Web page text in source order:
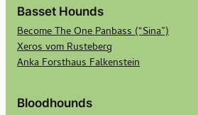
Basset Hounds
Become The One Panbass (“Sina”)
Xeros vom Rusteberg
Anka Forsthaus Falkenstein
Bloodhounds